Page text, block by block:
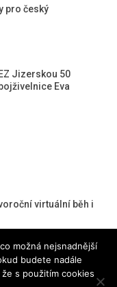
pro český
Jizerskou 50
Eva
virtuální běh i
možná nejsnadnější
budete nadále
s použitím cookies